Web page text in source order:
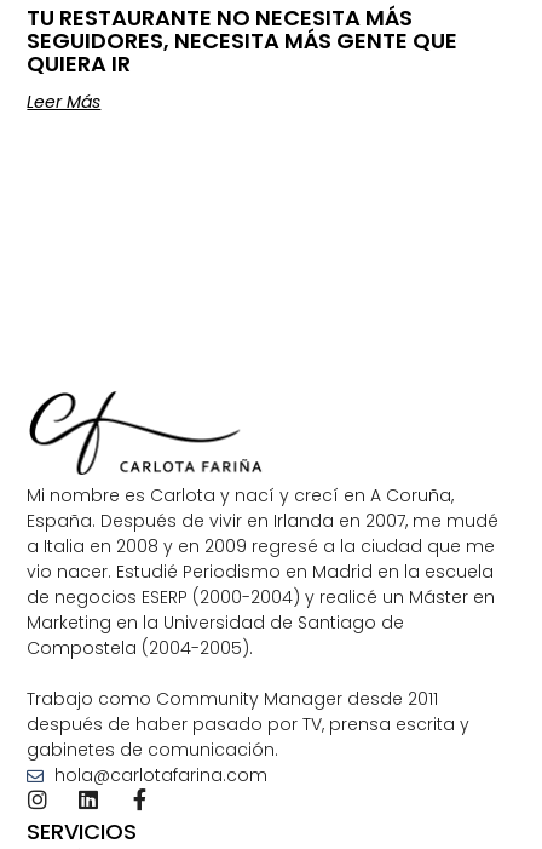
TU RESTAURANTE NO NECESITA MÁS
SEGUIDORES, NECESITA MÁS GENTE QUE
QUIERA IR
Leer Más
Mi nombre es Carlota y nací y crecí en A Coruña,
España. Después de vivir en Irlanda en 2007, me mudé
a Italia en 2008 y en 2009 regresé a la ciudad que me
vio nacer. Estudié Periodismo en Madrid en la escuela
de negocios ESERP (2000-2004) y realicé un Máster en
Marketing en la Universidad de Santiago de
Compostela (2004-2005).
Trabajo como Community Manager desde 2011
después de haber pasado por TV, prensa escrita y
gabinetes de comunicación.
hola@carlotafarina.com
SERVICIOS